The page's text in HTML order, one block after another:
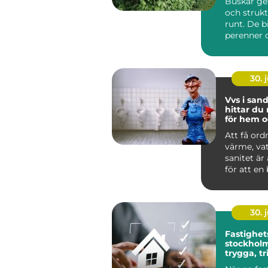
och
runt. De
perenner
30.
Vvs i
hittar du
för hem
Att få
värme,
sanitet är
för att en
30.
stockholm så
trygga,